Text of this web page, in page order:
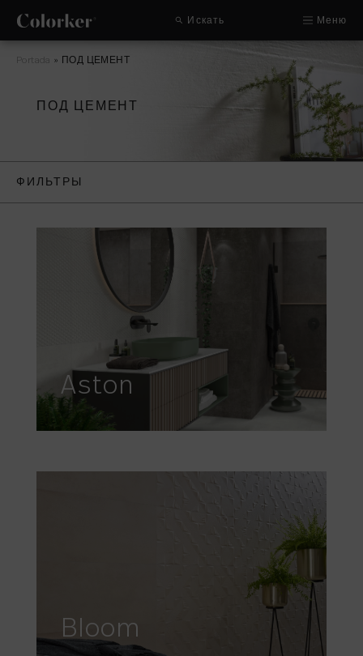
Искать Меню
Portada » ПОД ЦЕМЕНТ
ПОД ЦЕМЕНТ
ФИЛЬТРЫ
Aston
Bloom